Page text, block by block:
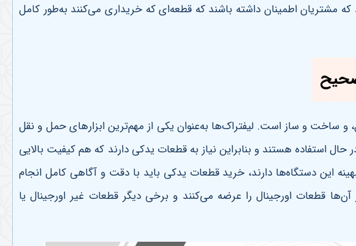
که مشتریان اطمینان داشته باشند که قطعه‌ای که خریداری می‌کنند به‌طور کامل
و ساخت و ساز است. لیفتراک‌ها به‌عنوان یکی از مهم‌ترین ابزارهای حمل و نقل
استفاده هستند و بنابراین نیاز به قطعات یدکی دارند که هم کیفیت بالایی
این دستگاه‌ها دارند، خرید قطعات یدکی باید با دقت و آگاهی کامل انجام
قطعات اورجینال را عرضه می‌کنند و برخی دیگر قطعات غیر اورجینال یا